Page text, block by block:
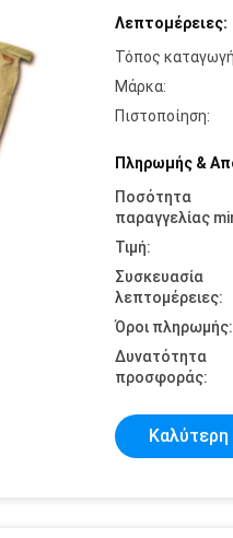
Λεπτομέρειες:
Τόπος
Μάρκα:
Πιστοποίηση:
Πληρωμής &
Ποσότητα
παραγγελίας
Τιμή:
Συσκευασία
λεπτομέρειες:
Όροι πληρωμής:
Δυνατότητα
προσφοράς:
Καλύτερη